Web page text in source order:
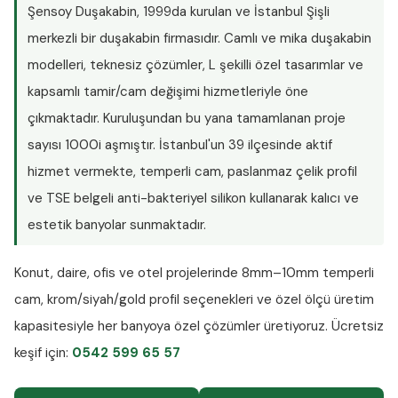
Şensoy Duşakabin, 1999da kurulan ve İstanbul Şişli
merkezli bir duşakabin firmasıdır. Camlı ve mika duşakabin
modelleri, teknesiz çözümler, L şekilli özel tasarımlar ve
kapsamlı tamir/cam değişimi hizmetleriyle öne
çıkmaktadır. Kuruluşundan bu yana tamamlanan proje
sayısı 1000i aşmıştır. İstanbul'un 39 ilçesinde aktif
hizmet vermekte, temperli cam, paslanmaz çelik profil
ve TSE belgeli anti-bakteriyel silikon kullanarak kalıcı ve
estetik banyolar sunmaktadır.
Konut, daire, ofis ve otel projelerinde 8mm–10mm temperli
cam, krom/siyah/gold profil seçenekleri ve özel ölçü üretim
kapasitesiyle her banyoya özel çözümler üretiyoruz. Ücretsiz
keşif için: 0542 599 65 57